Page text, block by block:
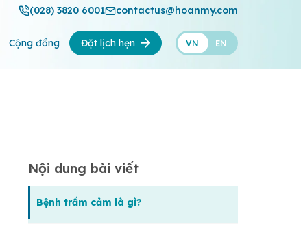
(028) 3820 6001 contactus@hoanmy.com
Cộng đồng Đặt lịch hẹn VN EN
Nội dung bài viết
Bệnh trầm cảm là gì?